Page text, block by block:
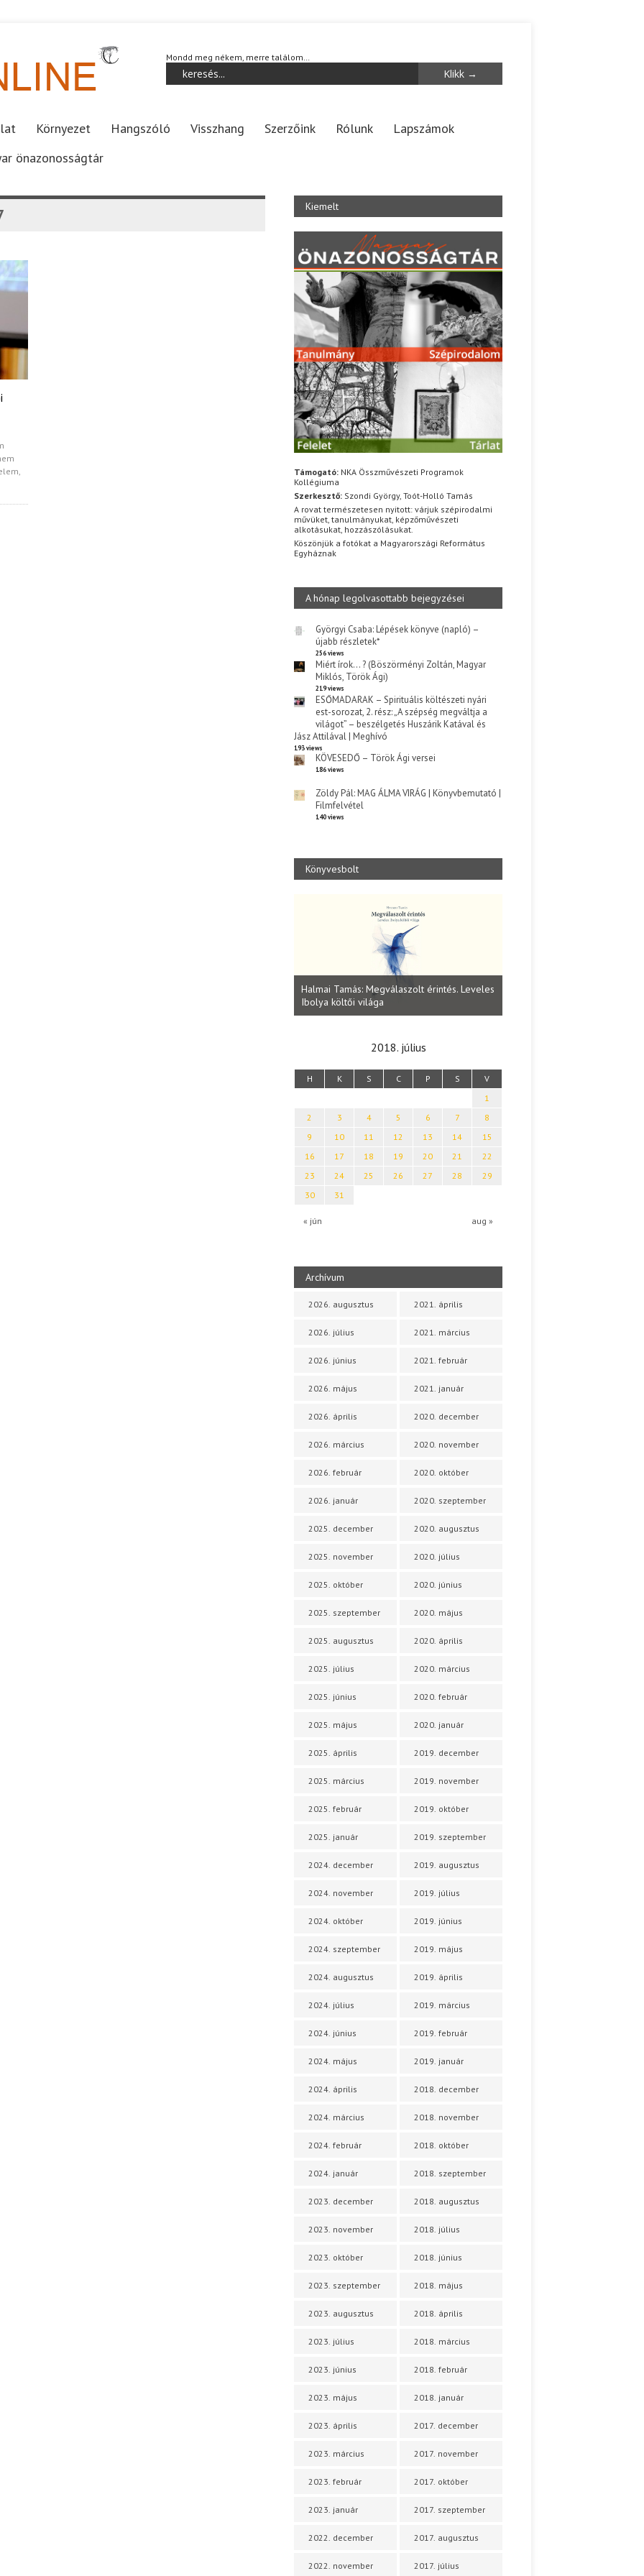
Mondd meg nékem, merre találom…
Környezet Hangszóló Visszhang Szerzőink Rólunk
Lapszámok
önazonosságtár
Kiemelt
Támogató: NKA Összművészeti Programok
Kollégiuma
Szerkesztő: Szondi György, Toót-Holló Tamás
A rovat természetesen nyitott: várjuk szépirodalmi
művüket, tanulmányukat, képzőművészeti
alkotásukat, hozzászólásukat.
Köszönjük a fotókat a Magyarországi Református
Egyháznak
A hónap legolvasottabb bejegyzései
Györgyi Csaba: Lépések könyve (napló) –
újabb részletek*
256 views
Miért írok… ? (Böszörményi Zoltán, Magyar
Miklós, Török Ági)
219 views
ESŐMADARAK – Spirituális költészeti nyári
est-sorozat, 2. rész: „A szépség megváltja a
világot” – beszélgetés Huszárik Katával és
Jász Attilával | Meghívó
193 views
KÖVESEDŐ – Török Ági versei
186 views
Zöldy Pál: MAG ÁLMA VIRÁG | Könyvbemutató |
Filmfelvétel
140 views
Könyvesbolt
Halmai Tamás: Megválaszolt érintés. Leveles
Ibolya költői világa
2018. július
H K S C P S V
« jún aug »
1
2
3 4 5 6 7
8
9
10 11 12 13 14
15
16
17 18 19 20 21
22
23
24 25 26 27 28
29
30
31
Archívum
2026. augusztus
2026. július
2026. június
2026. május
2026. április
2026. március
2026. február
2026. január
2025. december
2025. november
2025. október
2025. szeptember
2025. augusztus
2025. július
2025. június
2025. május
2025. április
2025. március
2025. február
2025. január
2024. december
2024. november
2024. október
2024. szeptember
2024. augusztus
2024. július
2024. június
2024. május
2024. április
2024. március
2024. február
2024. január
2023. december
2023. november
2023. október
2023. szeptember
2023. augusztus
2023. július
2023. június
2023. május
2023. április
2023. március
2023. február
2023. január
2022. december
2022. november
2021. április
2021. március
2021. február
2021. január
2020. december
2020. november
2020. október
2020. szeptember
2020. augusztus
2020. július
2020. június
2020. május
2020. április
2020. március
2020. február
2020. január
2019. december
2019. november
2019. október
2019. szeptember
2019. augusztus
2019. július
2019. június
2019. május
2019. április
2019. március
2019. február
2019. január
2018. december
2018. november
2018. október
2018. szeptember
2018. augusztus
2018. július
2018. június
2018. május
2018. április
2018. március
2018. február
2018. január
2017. december
2017. november
2017. október
2017. szeptember
2017. augusztus
2017. július